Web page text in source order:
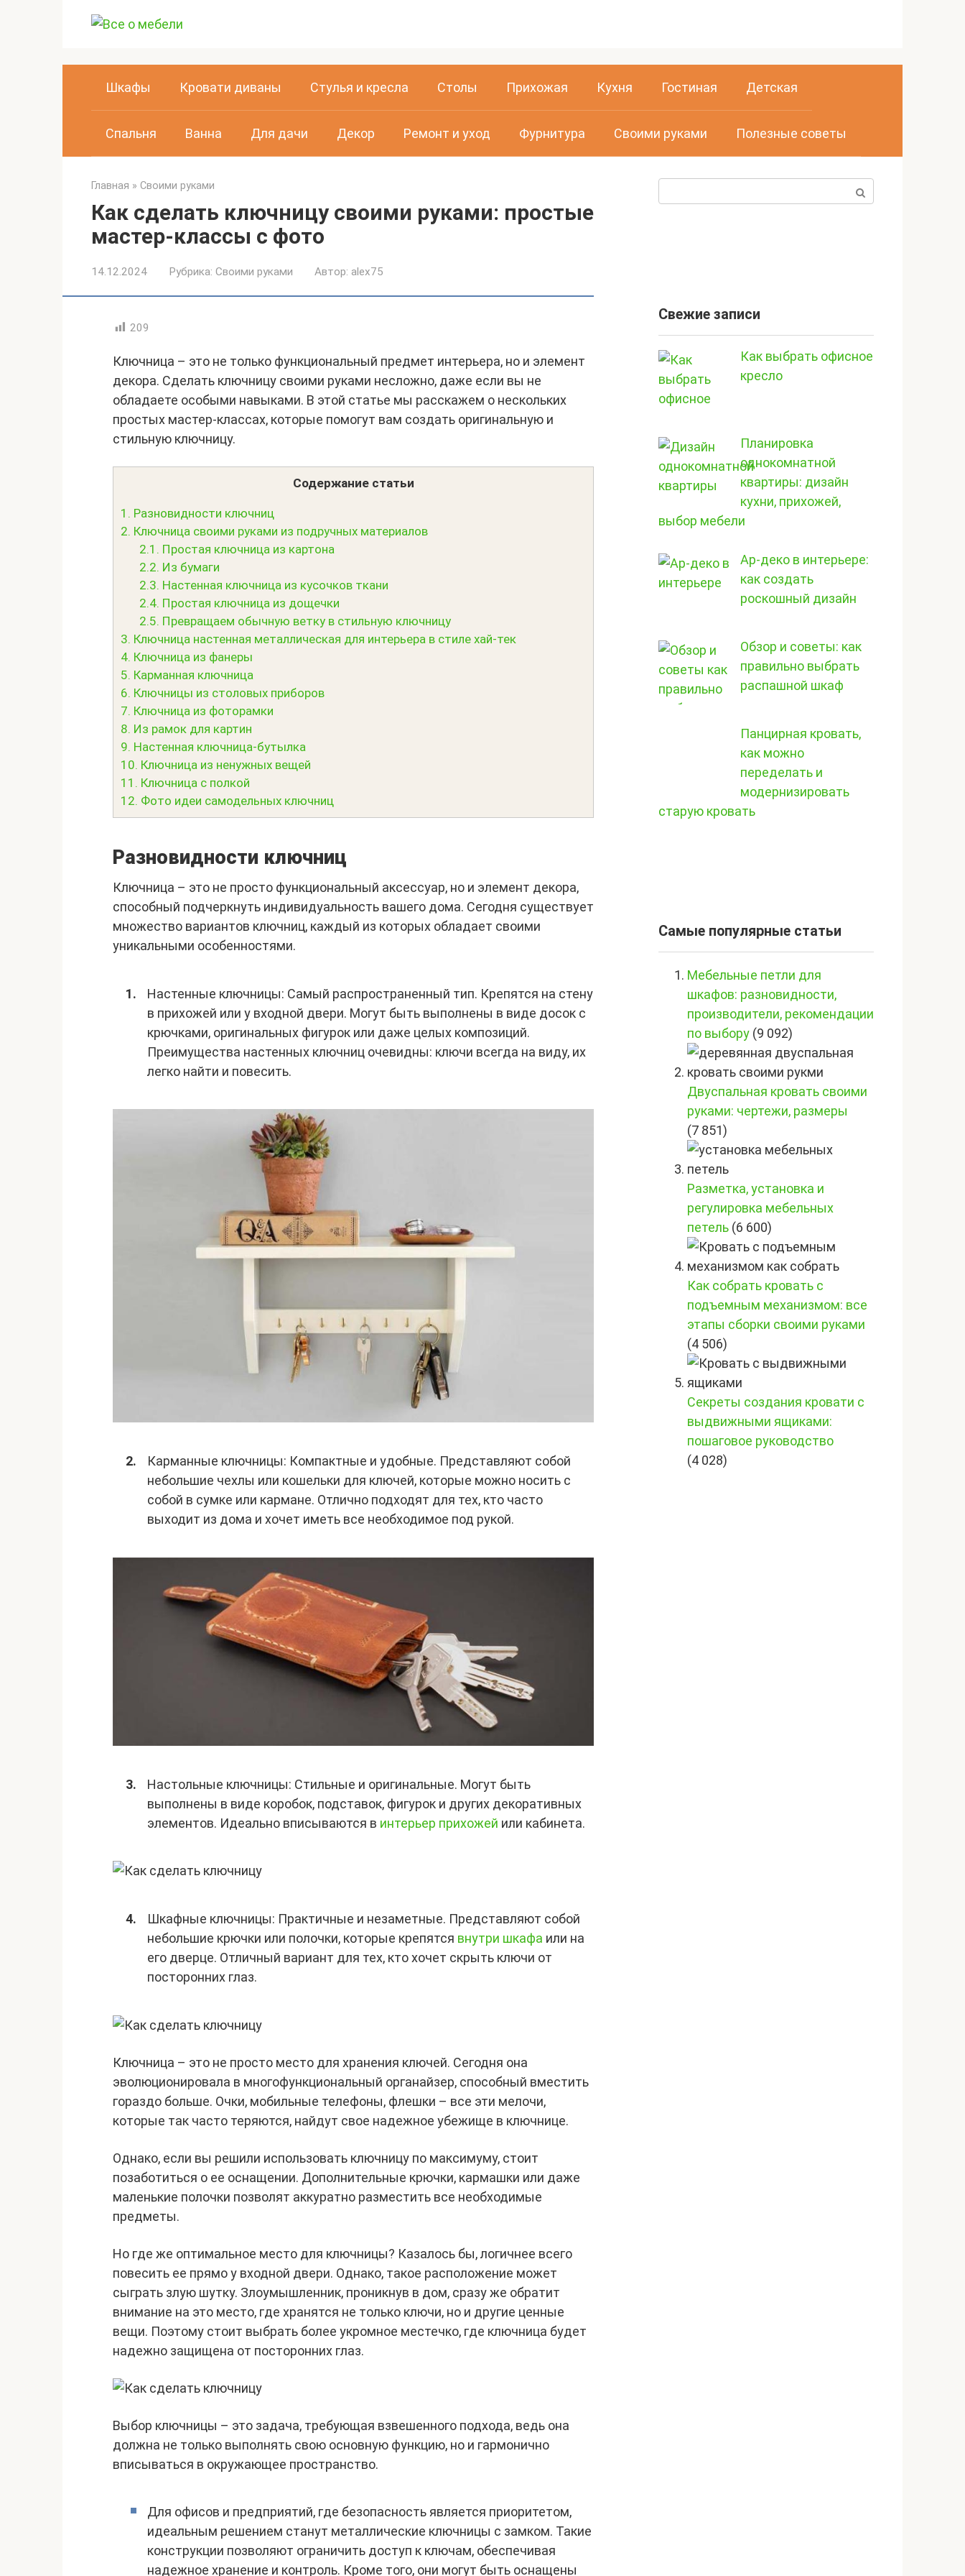
Шкафы Кровати диваны Стулья и кресла Столы Прихожая Кухня Гостиная Детская
Спальня Ванна Для дачи Декор Ремонт и уход Фурнитура Своими руками Полезные советы
Главная » Своими руками
Как сделать ключницу своими руками: простые
мастер-классы с фото
14.12.2024 Рубрика: Своими руками Автор: alex75
209
Ключница – это не только функциональный предмет интерьера, но и элемент
декора. Сделать ключницу своими руками несложно, даже если вы не
обладаете особыми навыками. В этой статье мы расскажем о нескольких
простых мастер-классах, которые помогут вам создать оригинальную и
стильную ключницу.
Содержание статьи
1. Разновидности ключниц
2. Ключница своими руками из подручных материалов
2.1. Простая ключница из картона
2.2. Из бумаги
2.3. Настенная ключница из кусочков ткани
2.4. Простая ключница из дощечки
2.5. Превращаем обычную ветку в стильную ключницу
3. Ключница настенная металлическая для интерьера в стиле хай-тек
4. Ключница из фанеры
5. Карманная ключница
6. Ключницы из столовых приборов
7. Ключница из фоторамки
8. Из рамок для картин
9. Настенная ключница-бутылка
10. Ключница из ненужных вещей
11. Ключница с полкой
12. Фото идеи самодельных ключниц
Разновидности ключниц
Ключница – это не просто функциональный аксессуар, но и элемент декора,
способный подчеркнуть индивидуальность вашего дома. Сегодня существует
множество вариантов ключниц, каждый из которых обладает своими
уникальными особенностями.
Настенные ключницы: Самый распространенный тип. Крепятся на стену
в прихожей или у входной двери. Могут быть выполнены в виде досок с
крючками, оригинальных фигурок или даже целых композиций.
Преимущества настенных ключниц очевидны: ключи всегда на виду, их
легко найти и повесить.
Карманные ключницы: Компактные и удобные. Представляют собой
небольшие чехлы или кошельки для ключей, которые можно носить с
собой в сумке или кармане. Отлично подходят для тех, кто часто
выходит из дома и хочет иметь все необходимое под рукой.
Настольные ключницы: Стильные и оригинальные. Могут быть
выполнены в виде коробок, подставок, фигурок и других декоративных
элементов. Идеально вписываются в интерьер прихожей или кабинета.
Шкафные ключницы: Практичные и незаметные. Представляют собой
небольшие крючки или полочки, которые крепятся внутри шкафа или на
его дверце. Отличный вариант для тех, кто хочет скрыть ключи от
посторонних глаз.
Ключница – это не просто место для хранения ключей. Сегодня она
эволюционировала в многофункциональный органайзер, способный вместить
гораздо больше. Очки, мобильные телефоны, флешки – все эти мелочи,
которые так часто теряются, найдут свое надежное убежище в ключнице.
Однако, если вы решили использовать ключницу по максимуму, стоит
позаботиться о ее оснащении. Дополнительные крючки, кармашки или даже
маленькие полочки позволят аккуратно разместить все необходимые
предметы.
Но где же оптимальное место для ключницы? Казалось бы, логичнее всего
повесить ее прямо у входной двери. Однако, такое расположение может
сыграть злую шутку. Злоумышленник, проникнув в дом, сразу же обратит
внимание на это место, где хранятся не только ключи, но и другие ценные
вещи. Поэтому стоит выбрать более укромное местечко, где ключница будет
надежно защищена от посторонних глаз.
Выбор ключницы – это задача, требующая взвешенного подхода, ведь она
должна не только выполнять свою основную функцию, но и гармонично
вписываться в окружающее пространство.
Для офисов и предприятий, где безопасность является приоритетом,
идеальным решением станут металлические ключницы с замком. Такие
конструкции позволяют ограничить доступ к ключам, обеспечивая
надежное хранение и контроль. Кроме того, они могут быть оснащены
Свежие записи
Как выбрать офисное
кресло
Планировка
однокомнатной
квартиры: дизайн
кухни, прихожей,
выбор мебели
Ар-деко в интерьере:
как создать
роскошный дизайн
Обзор и советы: как
правильно выбрать
распашной шкаф
Панцирная кровать,
как можно
переделать и
модернизировать
старую кровать
Самые популярные статьи
Мебельные петли для
шкафов: разновидности,
производители, рекомендации
по выбору (9 092)
Двуспальная кровать своими
руками: чертежи, размеры
(7 851)
Разметка, установка и
регулировка мебельных
петель (6 600)
Как собрать кровать с
подъемным механизмом: все
этапы сборки своими руками
(4 506)
Секреты создания кровати с
выдвижными ящиками:
пошаговое руководство
(4 028)